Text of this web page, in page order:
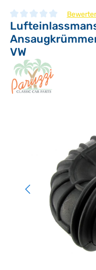
Durchschnittliche
VW